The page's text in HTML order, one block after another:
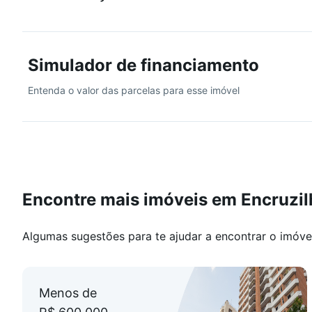
academia, sala de reuniões, brinquedoteca,
Simulador de financiamento
Entenda o valor das parcelas para esse imóvel
Encontre mais imóveis em
Algumas sugestões para te ajudar a encontrar o
Menos de